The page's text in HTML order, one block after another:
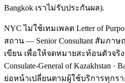
Bangkok เราไม่รับประกันผล).
NYC ไม่ใช้เทมเพลต Letter of
สถาน — Senior Consultant สัมภา
เขียน เพื่อให้จดหมายสะท้อนตัวจริ
Consulate-General of Kazakhstan
ย่อหน้าเปลี่ยนตามผู้ใช้บริการทุกร